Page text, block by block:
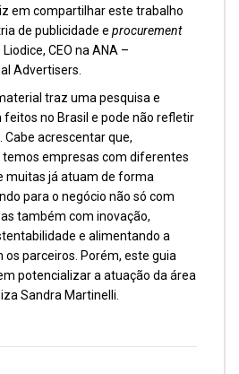
em compartilhar este trabalho
de publicidade e procurement
CEO na ANA –
Advertisers.
traz uma pesquisa e
no Brasil e pode não refletir
Cabe acrescentar que,
empresas com diferentes
muitas já atuam de forma
para o negócio não só com
também com inovação,
e alimentando a
os parceiros. Porém, este guia
potencializar a atuação da área
Sandra Martinelli.